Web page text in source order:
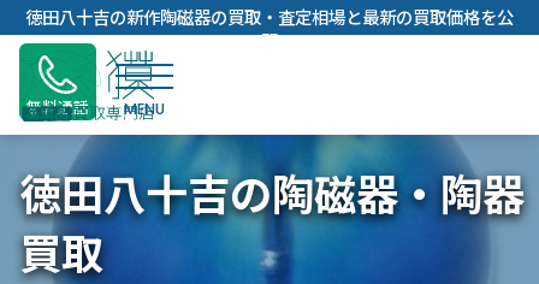
内
容
キ
ッ
プ
徳田八十吉の新作陶磁器の買取・査定相場と最新の買取価格を公
開
無料通話
徳田八十吉の陶磁器・陶器
買取